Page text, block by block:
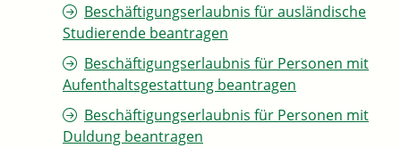
Beschäftigungserlaubnis für ausländische
Studierende beantragen
Beschäftigungserlaubnis für Personen mit
Aufenthaltsgestattung beantragen
Beschäftigungserlaubnis für Personen mit
Duldung beantragen